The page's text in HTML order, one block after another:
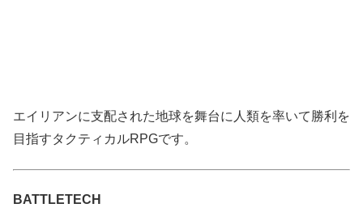
エイリアンに支配された地球を舞台に人類を率いて勝利を
目指すタクティカルRPGです。
BATTLETECH